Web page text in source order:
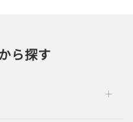
ら探す